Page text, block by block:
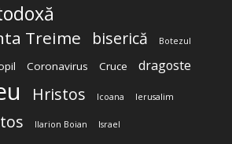
Treime biserică Botezul
Coronavirus Cruce dragoste
Hristos Icoana Ierusalim
Ilarion Boian Israel